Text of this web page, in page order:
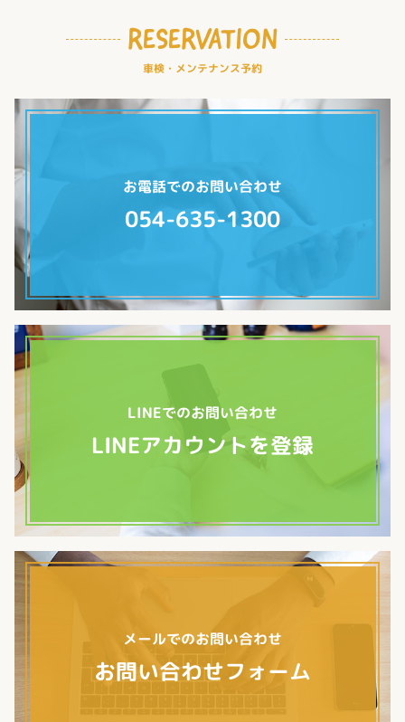
RESERVATION
車検・メンテナンス予約
お電話でのお問い合わせ
054-635-1300
LINEでのお問い合わせ
LINEアカウントを登録
メールでのお問い合わせ
お問い合わせフォーム